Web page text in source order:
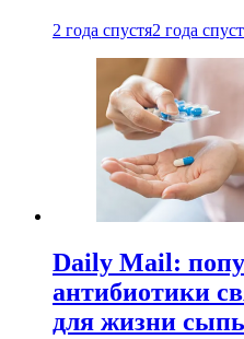
2 года спустя2 года
Daily Mail:
антибиотики
для жизни